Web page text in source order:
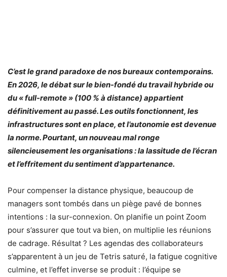
C’est le grand paradoxe de nos bureaux contemporains.
En 2026, le débat sur le bien-fondé du travail hybride ou
du « full-remote » (100 % à distance) appartient
définitivement au passé. Les outils fonctionnent, les
infrastructures sont en place, et l’autonomie est devenue
la norme. Pourtant, un nouveau mal ronge
silencieusement les organisations : la lassitude de l’écran
et l’effritement du sentiment d’appartenance.
Pour compenser la distance physique, beaucoup de
managers sont tombés dans un piège pavé de bonnes
intentions : la sur-connexion. On planifie un point Zoom
pour s’assurer que tout va bien, on multiplie les réunions
de cadrage. Résultat ? Les agendas des collaborateurs
s’apparentent à un jeu de Tetris saturé, la fatigue cognitive
culmine, et l’effet inverse se produit : l’équipe se